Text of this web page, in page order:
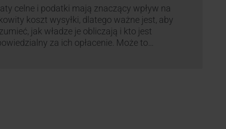
usług. Dodatkowo przewoźnik UPS
nowe opłaty opisane …
celne i podatki mają znaczący wpływ na
koszt wysyłki, dlatego ważne jest, aby
jak władze je obliczają i kto jest
za ich opłacenie. Może to